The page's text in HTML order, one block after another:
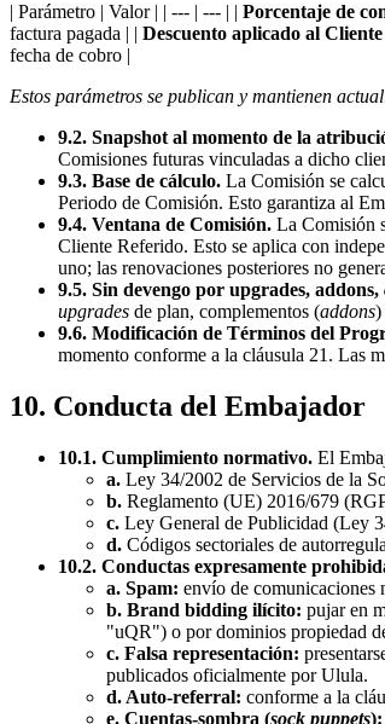
| Parámetro | Valor | | --- | --- | | Porcentaje de
factura pagada | | Descuento aplicado al
fecha de cobro |
Estos parámetros se publican y mantienen
9.2. Snapshot al momento de la
Comisiones futuras vinculadas a dicho
9.3. Base de cálculo. La Comisión se
Periodo de Comisión. Esto garantiza al
9.4. Ventana de Comisión. La Comisión
Cliente Referido. Esto se aplica con
uno; las renovaciones posteriores no
9.5. Sin devengo por upgrades, addons,
upgrades de plan, complementos (addons)
9.6. Modificación de Términos del
momento conforme a la cláusula 21. Las
10. Conducta del Embajador
10.1. Cumplimiento normativo. El
a. Ley 34/2002 de Servicios de la
b. Reglamento (UE) 2016/679
c. Ley General de Publicidad (Ley
d. Códigos sectoriales de
10.2. Conductas expresamente
a. Spam: envío de comunicaciones
b. Brand bidding ilícito: pujar en
"uQR") o por dominios propiedad
c. Falsa representación:
publicados oficialmente por Ulula.
d. Auto-referral: conforme a la
e. Cuentas-sombra (sock puppets):